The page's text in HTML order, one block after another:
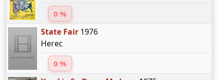
0 %
State Fair1976
Herec
0 %